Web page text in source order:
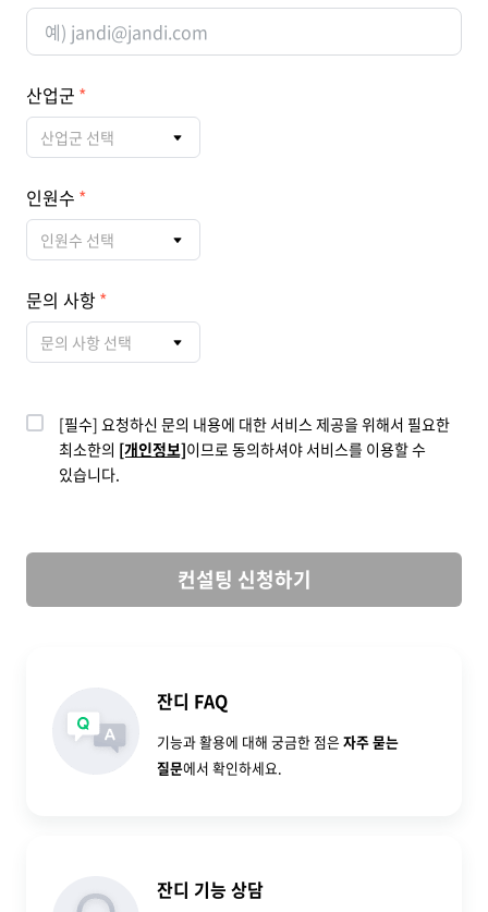
산업군
산업군 선택
인원수
인원수 선택
문의 사항
문의 사항 선택
[필수] 요청하신 문의 내용에 대한 서비스 제공을 위해서 필요한
최소한의 [개인정보]이므로 동의하셔야 서비스를 이용할 수
있습니다.
컨설팅 신청하기
잔디 FAQ
기능과 활용에 대해 궁금한 점은 자주 묻는
질문에서 확인하세요.
잔디 기능 상담